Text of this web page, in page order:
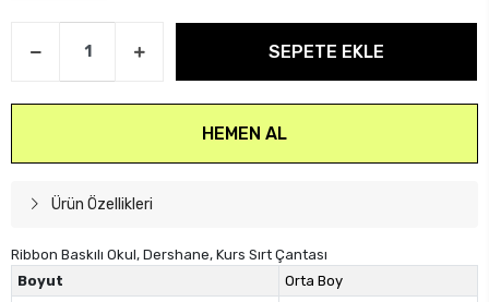
SEPETE EKLE
HEMEN AL
Ürün Özellikleri
Ribbon Baskılı Okul, Dershane, Kurs Sırt Çantası
Boyut
Orta Boy